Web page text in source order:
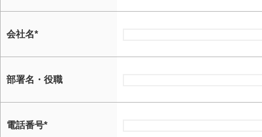
会社名*
部署名・役職
電話番号*